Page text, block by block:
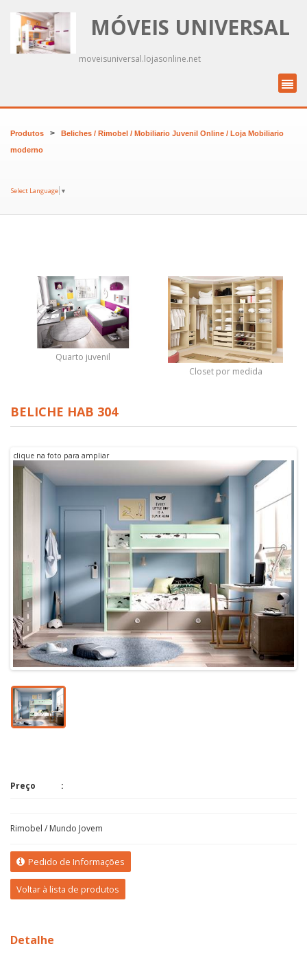
MÓVEIS UNIVERSAL
moveisuniversal.lojasonline.net
Produtos > Beliches / Rimobel / Mobiliario Juvenil Online / Loja Mobiliario
moderno
Select Language ▼
Quarto juvenil
Closet por medida
BELICHE HAB 304
clique na foto para ampliar
Preço
Rimobel / Mundo Jovem
Pedido de Informações
Voltar à lista de produtos
Detalhe